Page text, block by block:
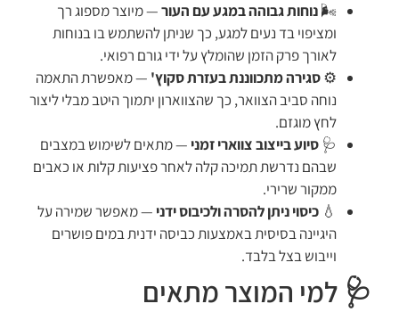
🌬️נוחות גבוהה במגע עם העור— מיוצר מספוג רך
ומציפוי בד נעים למגע, כך שניתן להשתמש בו בנוחות
לאורך פרק הזמן שהומלץ על ידי גורם רפואי.
⚙️סגירה מתכווננת בעזרת סקוץ' — מאפשרת התאמה
נוחה סביב הצוואר, כך שהצווארון יתמוך היטב מבלי ליצור
לחץ מוגזם.
🩺 סיוע בייצוב צווארי זמני — מתאים לשימוש במצבים
שבהם נדרשת תמיכה קלה לאחר פציעות קלות או כאבים
ממקור שרירי.
💧 כיסוי ניתן להסרה ולכיבוס ידני — מאפשר שמירה על
היגיינה בסיסית באמצעות כביסה ידנית במים פושרים
וייבוש בצל בלבד.
🩺 למי המוצר מתאים